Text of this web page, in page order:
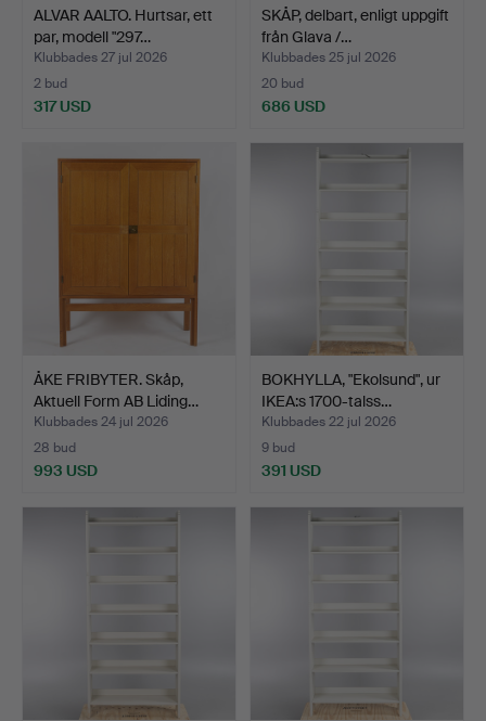
ALVAR AALTO. Hurtsar, ett
par, modell "297…
Klubbades 27 jul 2026
2 bud
317 USD
SKÅP, delbart, enligt uppgift
från Glava /…
Klubbades 25 jul 2026
20 bud
686 USD
ÅKE FRIBYTER. Skåp,
Aktuell Form AB Liding…
Klubbades 24 jul 2026
28 bud
993 USD
BOKHYLLA, "Ekolsund", ur
IKEA:s 1700-talss…
Klubbades 22 jul 2026
9 bud
391 USD